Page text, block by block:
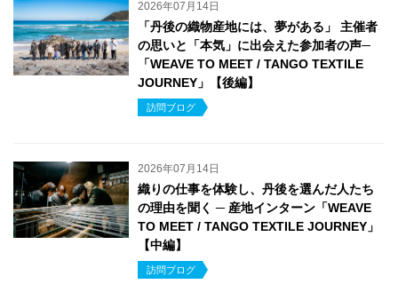
2026年07月14日
「丹後の織物産地には、夢がある」 主催者
の思いと「本気」に出会えた参加者の声─
「WEAVE TO MEET / TANGO TEXTILE
JOURNEY」【後編】
訪問ブログ
2026年07月14日
織りの仕事を体験し、丹後を選んだ人たち
の理由を聞く ─ 産地インターン「WEAVE
TO MEET / TANGO TEXTILE JOURNEY」
【中編】
訪問ブログ